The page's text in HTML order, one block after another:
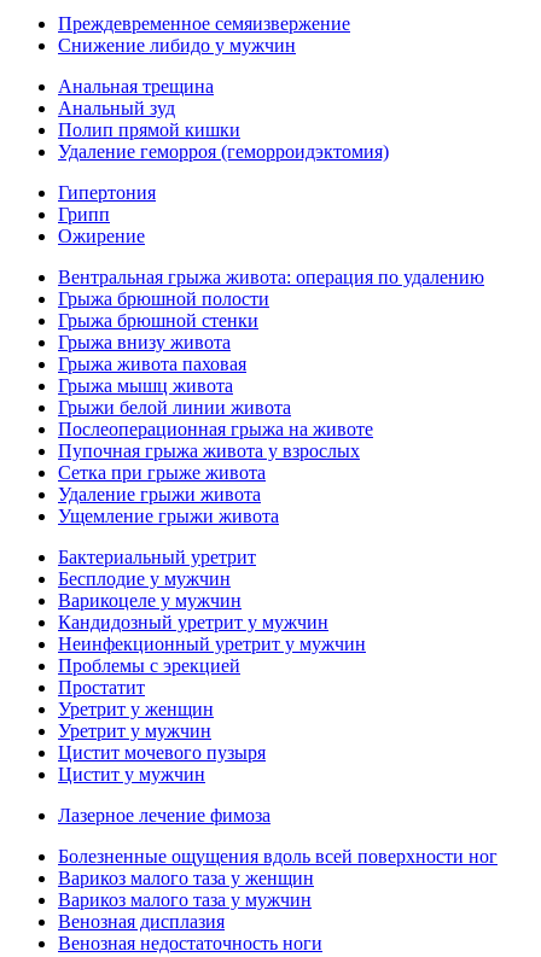
Преждевременное семяизвержение
Снижение либидо у мужчин
Анальная трещина
Анальный зуд
Полип прямой кишки
Удаление геморроя (геморроидэктомия)
Гипертония
Грипп
Ожирение
Вентральная грыжа живота: операция по удалению
Грыжа брюшной полости
Грыжа брюшной стенки
Грыжа внизу живота
Грыжа живота паховая
Грыжа мышц живота
Грыжи белой линии живота
Послеоперационная грыжа на животе
Пупочная грыжа живота у взрослых
Сетка при грыже живота
Удаление грыжи живота
Ущемление грыжи живота
Бактериальный уретрит
Бесплодие у мужчин
Варикоцеле у мужчин
Кандидозный уретрит у мужчин
Неинфекционный уретрит у мужчин
Проблемы с эрекцией
Простатит
Уретрит у женщин
Уретрит у мужчин
Цистит мочевого пузыря
Цистит у мужчин
Лазерное лечение фимоза
Болезненные ощущения вдоль всей поверхности ног
Варикоз малого таза у женщин
Варикоз малого таза у мужчин
Венозная дисплазия
Венозная недостаточность ноги